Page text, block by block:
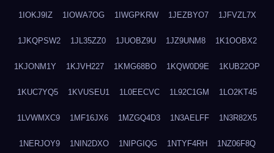
1IOKJ9IZ 1IOWA7OG 1IWGPKRW 1JEZBYO7 1JFVZL7X
1JKQPSW2 1JL35ZZ0 1JUOBZ9U 1JZ9UNM8 1K1OOBX2
1KJONM1Y 1KJVH227 1KMG68BO 1KQW0D9E 1KUB22OP
1KUC7YQ5 1KVUSEU1 1L0EECVC 1L92C1GM 1LO2KT45
1LVWMXC9 1MF16JX6 1MZGQ4D3 1N3AELFF 1N3R82X5
1NERJOY9 1NIN2DXO 1NIPGIQG 1NTYF4RH 1NZ06F8Q